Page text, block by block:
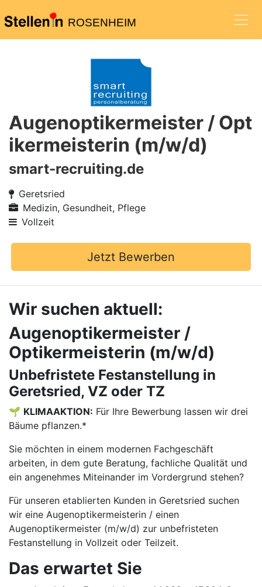
ROSENHEIM
Augenoptikermeister / Opt
ikermeisterin (m/w/d)
smart-recruiting.de
Geretsried
Medizin, Gesundheit, Pflege
Vollzeit
Jetzt Bewerben
Wir suchen aktuell:
Augenoptikermeister /
Optikermeisterin (m/w/d)
Unbefristete Festanstellung in
Geretsried, VZ oder TZ
🌱 KLIMAAKTION: Für Ihre Bewerbung lassen wir drei
Bäume pflanzen.*
Sie möchten in einem modernen Fachgeschäft
arbeiten, in dem gute Beratung, fachliche Qualität und
ein angenehmes Miteinander im Vordergrund stehen?
Für unseren etablierten Kunden in Geretsried suchen
wir eine Augenoptikermeisterin / einen
Augenoptikermeister (m/w/d) zur unbefristeten
Festanstellung in Vollzeit oder Teilzeit.
Das erwartet Sie